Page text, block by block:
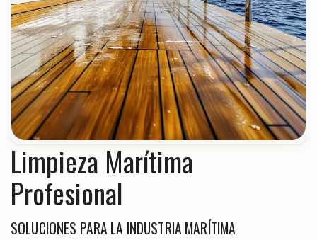
Limpieza Marítima
Profesional
SOLUCIONES PARA LA INDUSTRIA MARÍTIMA